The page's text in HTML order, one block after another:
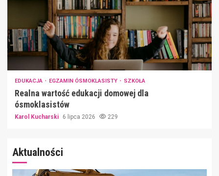
EDUKACJA EGZAMIN ÓSMOKLASISTY SZKOŁA
Realna wartość edukacji domowej dla
ósmoklasistów
Karol Kucharski 6 lipca 2026 229
Aktualności